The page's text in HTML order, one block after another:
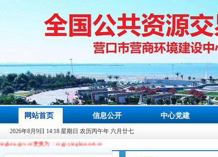
网站首页 信息公开 中心党建
2026年8月9日 14:18 星期日 农历丙午年 六月廿七
更换为：ccgp.yingkou.net.cn